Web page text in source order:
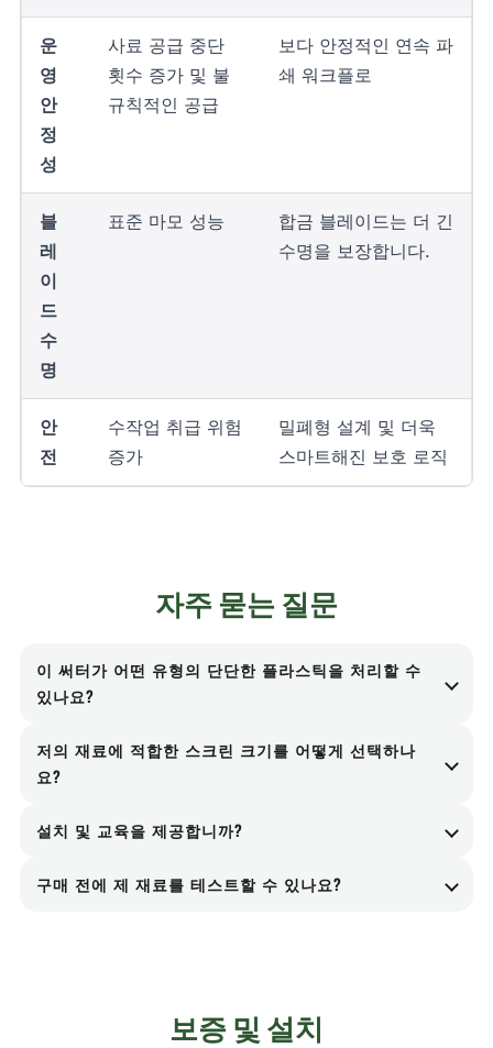
운
영
안
정
성
사료 공급 중단
횟수 증가 및 불
규칙적인 공급
보다 안정적인 연속 파
쇄 워크플로
블
레
이
드
수
명
표준 마모 성능
합금 블레이드는 더 긴
수명을 보장합니다.
안
전
수작업 취급 위험
증가
밀폐형 설계 및 더욱
스마트해진 보호 로직
자주 묻는 질문
이 써터가 어떤 유형의 단단한 플라스틱을 처리할 수
있나요?
트, HDPE 드럼, 플라스틱 팔레트, 자동차 범퍼 및 압
수 있습니다.
저의 재료에 적합한 스크린 크기를 어떻게 선택하나
요?
기가 작을수록 더 미세한 입자를 얻을 수 있고, 구멍
크기가 클수록 처리량을 높일 수 있습니다. 스크린은
설치 및 교육을 제공합니까?
구매 전에 제 재료를 테스트할 수 있나요?
보증 및 설치